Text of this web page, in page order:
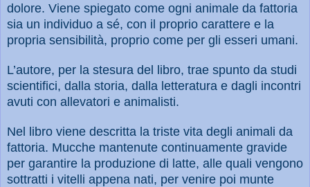
dolore. Viene spiegato come ogni animale da fattoria
sia un individuo a sé, con il proprio carattere e la
propria sensibilità, proprio come per gli esseri umani.
L’autore, per la stesura del libro, trae spunto da studi
scientifici, dalla storia, dalla letteratura e dagli incontri
avuti con allevatori e animalisti.
Nel libro viene descritta la triste vita degli animali da
fattoria. Mucche mantenute continuamente gravide
per garantire la produzione di latte, alle quali vengono
sottratti i vitelli appena nati, per venire poi munte